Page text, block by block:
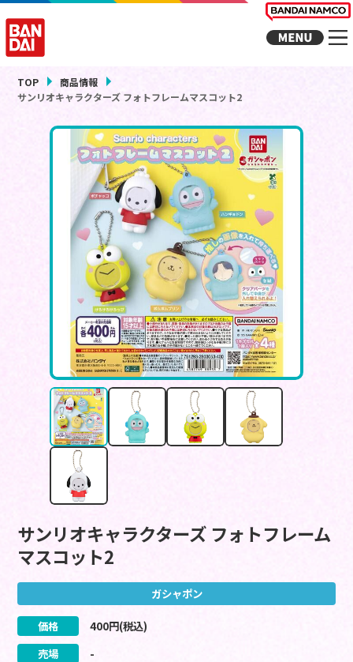
TOP
商品情報
サンリオキャラクターズ フォトフレームマスコット2
サンリオキャラクターズ フォトフレーム
マスコット2
ガシャポン
価格 400円(税込)
売場
-